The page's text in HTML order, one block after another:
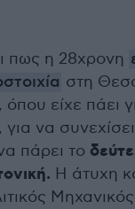
πως η 28χρονη
στη
είχε πάει
να
πάρει το
Η άτυχη